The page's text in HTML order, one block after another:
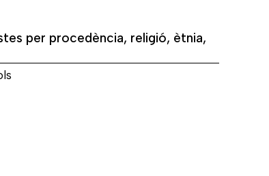
per procedència, religió, ètnia,